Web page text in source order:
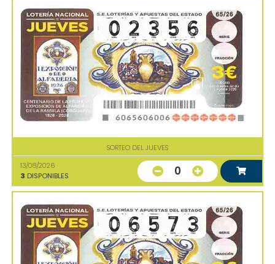
SORTEO DEL JUEVES
13/08/2026
3 DISPONIBLES 0